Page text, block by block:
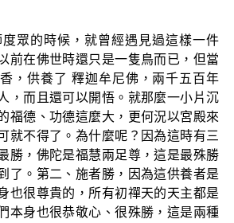
眾的時候，就曾經遇見過這樣一件
前在佛世時還只是一隻鳥而已，但當
，供養了 釋迦牟尼佛，兩千五百年
，而且還可以開悟。就那麼一小片沉
福德、功德這麼大，更何況以宮殿來
就不得了。為什麼呢？因為這時有三
勝，佛陀是福慧兩足尊，這是最殊勝
了。第二、施者勝，因為這供養者是
也很尊貴的，所有初禪天的天主都是
本身也很恭敬心、很殊勝，這是兩種